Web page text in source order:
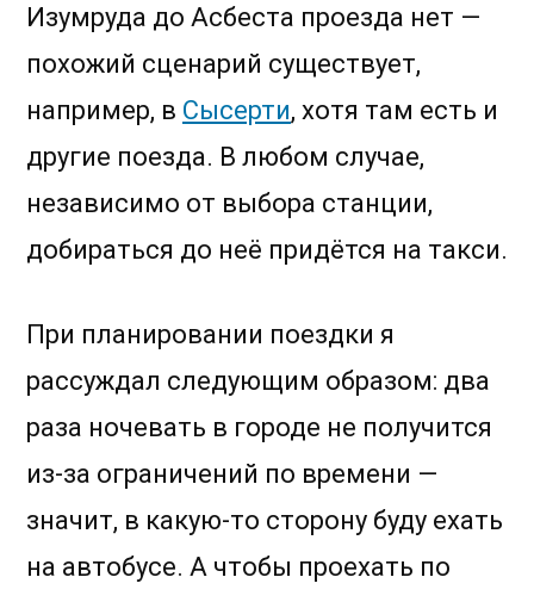
Изумруда до Асбеста проезда нет —
похожий сценарий существует,
например, в Сысерти, хотя там есть и
другие поезда. В любом случае,
независимо от выбора станции,
добираться до неё придётся на такси.
При планировании поездки я
рассуждал следующим образом: два
раза ночевать в городе не получится
из-за ограничений по времени —
значит, в какую-то сторону буду ехать
на автобусе. А чтобы проехать по